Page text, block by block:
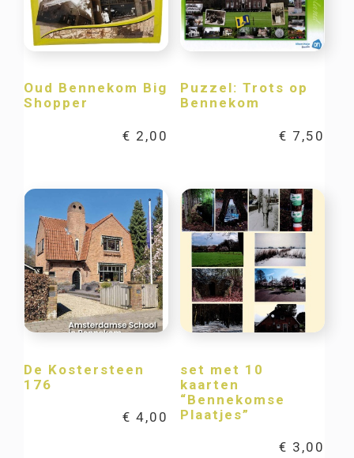
Oud Bennekom Big
Shopper
€ 2,00
Puzzel: Trots op
Bennekom
€ 7,50
De Kostersteen
176
€ 4,00
set met 10
kaarten
“Bennekomse
Plaatjes”
€ 3,00